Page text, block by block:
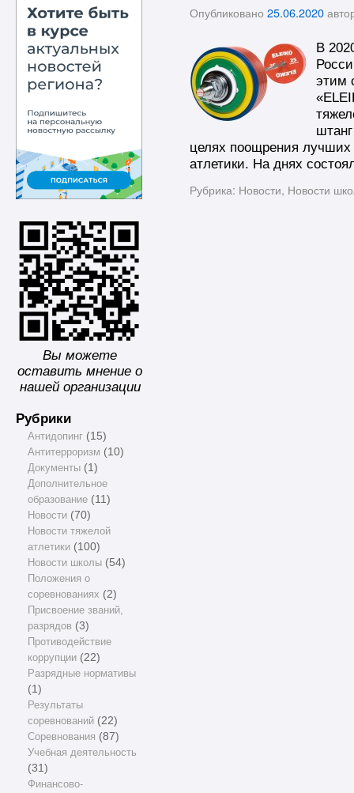
Вы можете
оставить мнение о
нашей организации
Рубрики
Антидопинг(15)
Антитерроризм (10)
Документы(1)
Дополнительное
образование(11)
Новости(70)
Новости тяжелой
атлетики(100)
Новости школы(54)
Положения о
соревнованиях (2)
Присвоение званий,
разрядов (3)
Противодействие
коррупции(22)
Разрядные нормативы
(1)
Результаты
соревнований(22)
Соревнования (87)
Учебная деятельность
(31)
Финансово-
Опубликовано 25.06.2020
В
этим
целях поощрения
атлетики. На днях
Рубрика: Новости, Новости